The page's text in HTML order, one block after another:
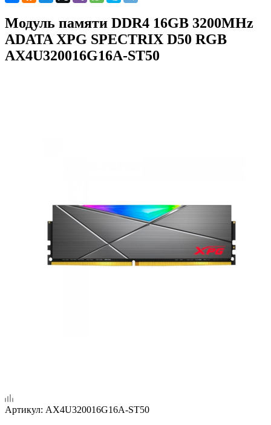
Модуль памяти DDR4 16GB 3200MHz
ADATA XPG SPECTRIX D50 RGB
AX4U320016G16A-ST50
Артикул: AX4U320016G16A-ST50